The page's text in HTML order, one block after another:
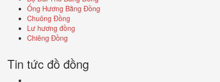
Ống Hương Bằng Đồng
Chuông Đồng
Lư hương đồng
Chiêng Đồng
Tin tức đồ đồng